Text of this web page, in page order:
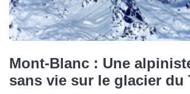
Mont-Blanc : Une
sans vie sur le glacier du